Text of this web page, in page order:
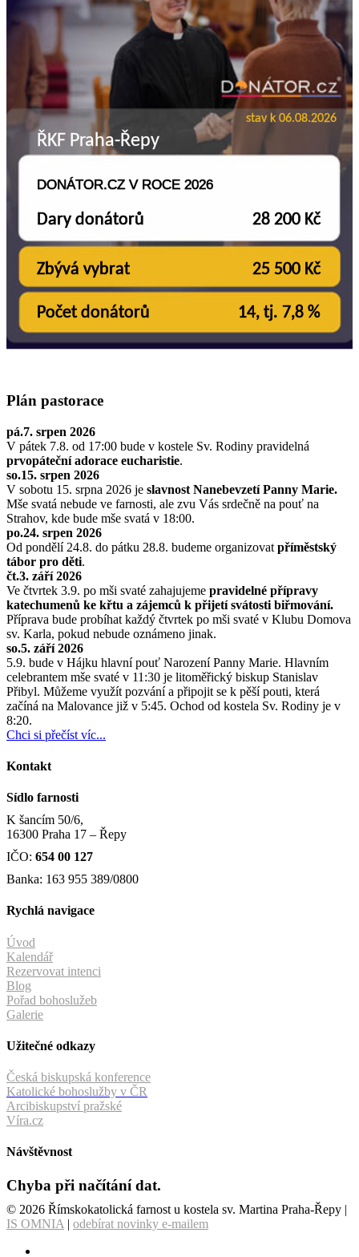
Plán pastorace
pá.7. srpen 2026
V pátek 7.8. od 17:00 bude v kostele Sv. Rodiny pravidelná
prvopáteční adorace eucharistie.
so.15. srpen 2026
V sobotu 15. srpna 2026 je slavnost Nanebevzetí Panny Marie.
Mše svatá nebude ve farnosti, ale zvu Vás srdečně na pouť na
Strahov, kde bude mše svatá v 18:00.
po.24. srpen 2026
Od pondělí 24.8. do pátku 28.8. budeme organizovat příměstský
tábor pro děti.
čt.3. září 2026
Ve čtvrtek 3.9. po mši svaté zahajujeme pravidelné přípravy
katechumenů ke křtu a zájemců k přijetí svátosti biřmování.
Příprava bude probíhat každý čtvrtek po mši svaté v Klubu Domova
sv. Karla, pokud nebude oznámeno jinak.
so.5. září 2026
5.9. bude v Hájku hlavní pouť Narození Panny Marie. Hlavním
celebrantem mše svaté v 11:30 je litoměřický biskup Stanislav
Přibyl. Můžeme využít pozvání a připojit se k pěší pouti, která
začíná na Malovance již v 5:45. Ochod od kostela Sv. Rodiny je v
8:20.
Chci si přečíst víc...
Kontakt
Sídlo farnosti
K šancím 50/6,
16300 Praha 17 – Řepy
IČO: 654 00 127
Banka: 163 955 389/0800
Rychlá navigace
Úvod
Kalendář
Rezervovat intenci
Blog
Pořad bohoslužeb
Galerie
Užitečné odkazy
Česká biskupská konference
Katolické bohoslužby v ČR
Arcibiskupství pražské
Víra.cz
Návštěvnost
Chyba při načítání dat.
© 2026 Římskokatolická farnost u kostela sv. Martina Praha-Řepy |
IS OMNIA | odebírat novinky e-mailem